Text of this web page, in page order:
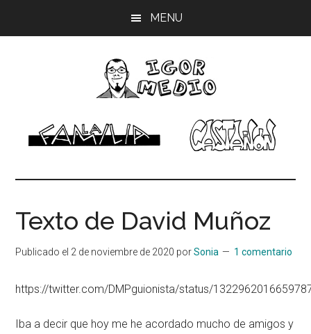
MENU
Igor
Medio
dibujante
Texto de David Muñoz
Publicado el 2 de noviembre de 2020 porSonia 1 comentario
https://twitter.com/DMPguionista/status/
Iba a decir que hoy me he acordado mucho de amigos y